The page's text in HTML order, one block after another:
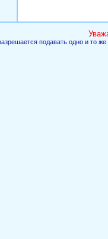
подавать одно и то